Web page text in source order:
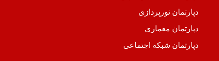
دپارتمان نورپردازی
دپارتمان معماری
دپارتمان شبکه اجتماعی